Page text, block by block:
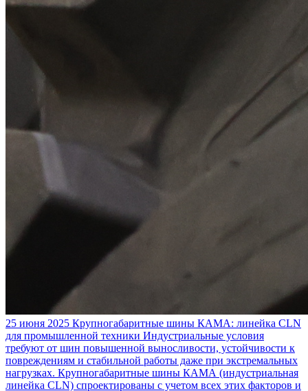
25 июня 2025 Крупногабаритные шины КАМА: линейка CLN
для промышленной техники Индустриальные условия
требуют от шин повышенной выносливости, устойчивости к
повреждениям и стабильной работы даже при экстремальных
нагрузках. Крупногабаритные шины КАМА (индустриальная
линейка CLN) спроектированы с учетом всех этих факторов и